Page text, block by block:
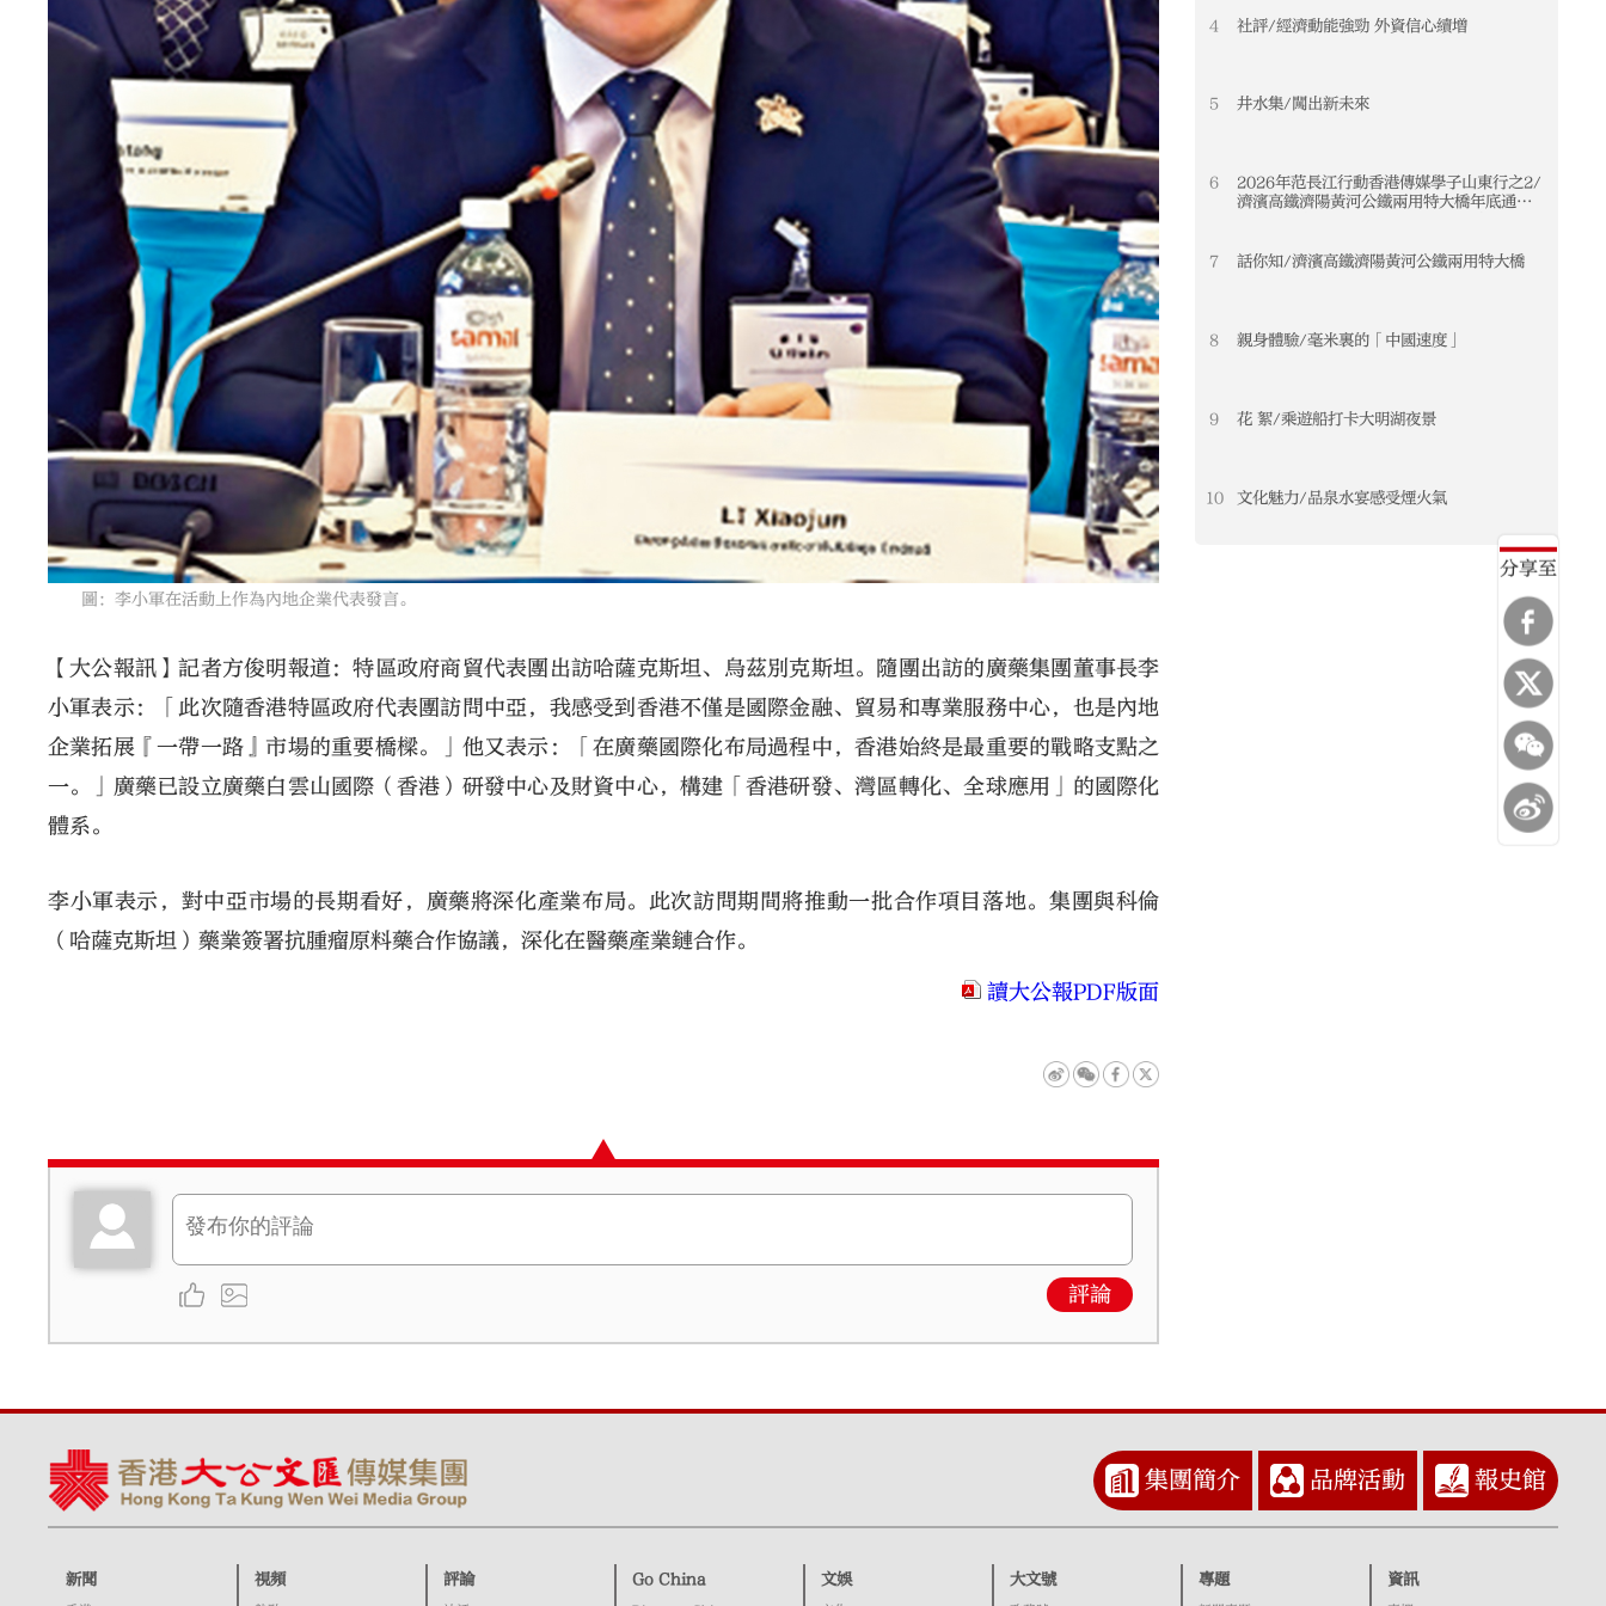
分享至
圖：李小軍在活動上作為內地企業代表發言。
【大公報訊】記者方俊明報道：特區政府商貿代表團出訪哈薩克斯坦、烏茲別克斯坦。隨團出訪的廣藥集團董事長李
小軍表示：「此次隨香港特區政府代表團訪問中亞，我感受到香港不僅是國際金融、貿易和專業服務中心，也是內地
企業拓展『一帶一路』市場的重要橋樑。」他又表示：「在廣藥國際化布局過程中，香港始終是最重要的戰略支點之
一。」廣藥已設立廣藥白雲山國際（香港）研發中心及財資中心，構建「香港研發、灣區轉化、全球應用」的國際化
體系。
李小軍表示，對中亞市場的長期看好，廣藥將深化產業布局。此次訪問期間將推動一批合作項目落地。集團與科倫
（哈薩克斯坦）藥業簽署抗腫瘤原料藥合作協議，深化在醫藥產業鏈合作。
讀大公報PDF版面
評論
4 社評/經濟動能強勁 外資信心續增
5 井水集/闖出新未來
6
2026年范長江行動香港傳媒學子山東行之2/
濟濱高鐵濟陽黃河公鐵兩用特大橋年底通車
7 話你知/濟濱高鐵濟陽黃河公鐵兩用特大橋
8 親身體驗/毫米裏的「中國速度」
9 花 絮/乘遊船打卡大明湖夜景
10 文化魅力/品泉水宴感受煙火氣
集團簡介 品牌活動 報史館
新聞 視頻 評論 Go China 文娛 大文號 專題 資訊